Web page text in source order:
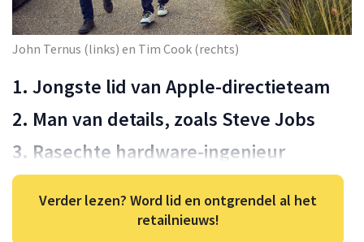
John Ternus (links) en Tim Cook (rechts)
1. Jongste lid van Apple-directieteam
2. Man van details, zoals Steve Jobs
3. Rasechte hardware-ingenieur
Verder lezen? Word lid en ontgrendel al het
retailnieuws!